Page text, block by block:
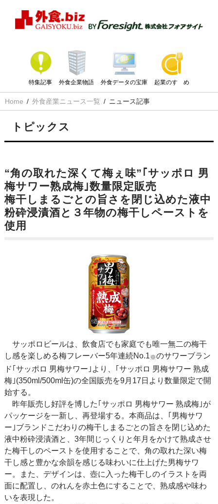
特集記事 外食企業物語 外食データの宝庫 起業のすゝめ
Home 外食産業ニュース一覧 ニュース記事
トピックス
“角の取れた深くて梅ぇ味”｢サッポロ 男
梅サワー熟成梅｣数量限定販売
梅干しまるごとの旨さを閉じ込めた液中
粉砕浸漬酒と３年物の梅干しペーストを
使用
サッポロビールは、飲食店でも家庭でも唯一無二の梅干
し感を楽しめる梅フレーバー5年連続No.1※のサワーブラン
ド｢サッポロ 男梅サワー｣より、｢サッポロ 男梅サワー 熟成
梅｣(350ml/500ml缶)の全国販売を9月17日より数量限定で開
始する。
昨年販売し好評を博した｢サッポロ 男梅サワー 熟成梅｣が
パッケージを一新し、再登場する。本商品は、｢男梅サワ
ー｣ブランドこだわりの梅干しまるごとの旨さを閉じ込めた
液中粉砕浸漬酒と、3年間じっくりと年月をかけて熟成させ
た梅干しのペーストを使用することで、角の取れた深い梅
干し感と豊かな余韻を感じる味わいに仕上げた男梅サワ
ー。また、デザインは、壺に入った梅干しのイラストを両
面に配置し、のれんを赤土色にすることで、熟成感や味わ
いを表現した。